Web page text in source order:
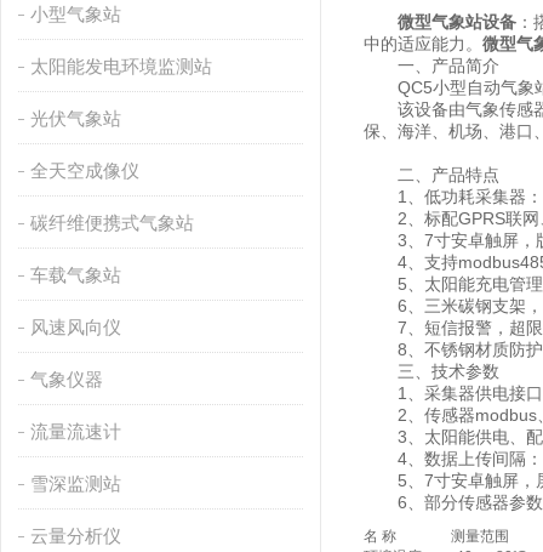
小型气象站
太阳能发电环境监测站
光伏气象站
全天空成像仪
碳纤维便携式气象站
车载气象站
风速风向仪
气象仪器
流量流速计
雪深监测站
云量分析仪
微型气象站设备
中的适应能力。 微型气
一、产品简介
QC5小型自动气象站
该设备由气象传感器
保、海洋、机场、港口
二、产品特点
1、低功耗采集器：
2、标配GPRS联网
3、7寸安卓触屏，
4、支持
5、太阳能充电管理
6、三米碳钢支架，
7、短信报警，超限
8、不锈钢材质防护
三、技术参数
1、采集器供电接口
2、传感器modbus、
3、太阳能供电、配
4、数据上传间隔：
5、7寸安卓触屏，
6、部分传感器参数
名 称
测量范围